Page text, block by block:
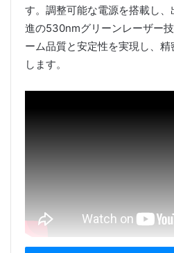
す。調整可能な電源を搭載し
進の530nmグリーンレーザー
ーム品質と安定性を実現し、
します。